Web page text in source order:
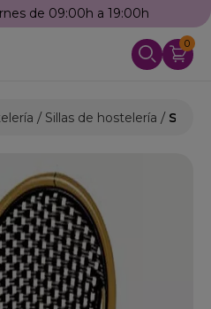
de 09:00h a 19:00h
0
Sillas de hostelería Silla